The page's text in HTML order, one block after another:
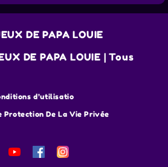
DE PAPA LOUIE
DE PAPA LOUIE | Tous
d’utilisatio
Protection De La Vie Privée